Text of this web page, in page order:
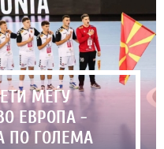
МЕЃУ
ЕВРОПА -
ПО ГОЛЕМА